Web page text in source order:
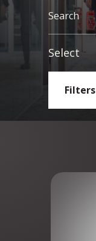
Select
Filters